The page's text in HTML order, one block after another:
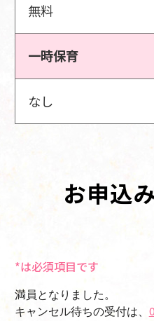
無料
一時保育
なし
お申込
*は必須項目です
満員となりました。
キャンセル待ちの受付は、